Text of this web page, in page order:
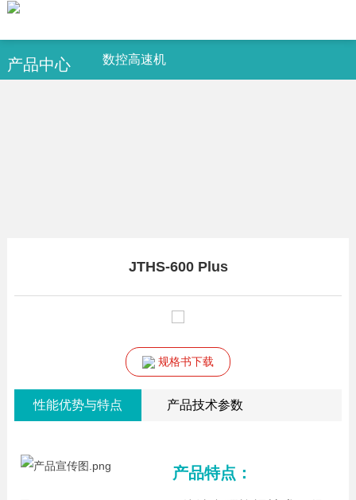
产品中心 数控高速机
JTHS-600 Plus
规格书下载
性能优势与特点 产品技术参数
产品特点：